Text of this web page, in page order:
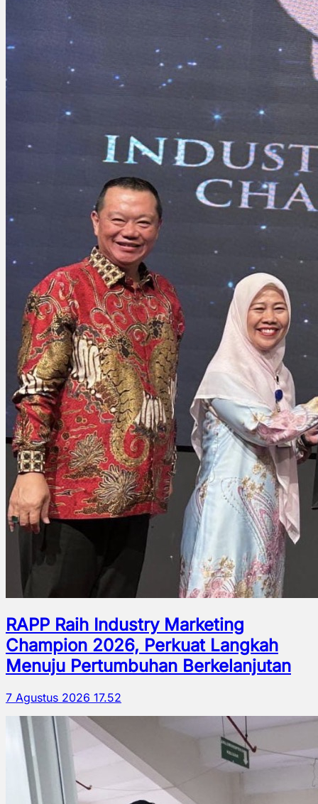
RAPP Raih Industry Marketing
Champion 2026, Perkuat Langkah
Menuju Pertumbuhan Berkelanjutan
7 Agustus 2026 17.52